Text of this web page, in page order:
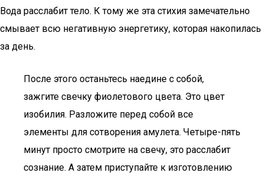
Вода расслабит тело. К тому же эта стихия замечательно
смывает всю негативную энергетику, которая накопилась
за день.
После этого останьтесь наедине с собой,
зажгите свечку фиолетового цвета. Это цвет
изобилия. Разложите перед собой все
элементы для сотворения амулета. Четыре-пять
минут просто смотрите на свечу, это расслабит
сознание. А затем приступайте к изготовлению